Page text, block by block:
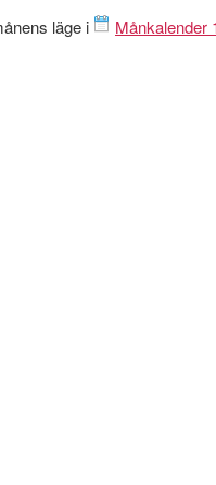
läge i Månkalender